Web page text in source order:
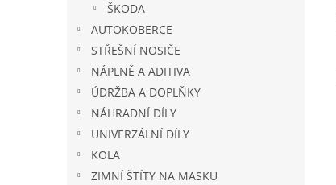
ŠKODA
AUTOKOBERCE
STŘEŠNÍ NOSIČE
NÁPLNĚ A ADITIVA
ÚDRŽBA A DOPLŇKY
NÁHRADNÍ DÍLY
UNIVERZÁLNÍ DÍLY
KOLA
ZIMNÍ ŠTÍTY NA MASKU